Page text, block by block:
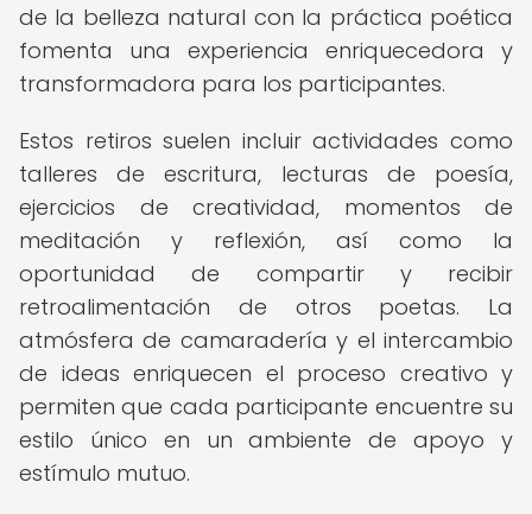
de la belleza natural con la práctica poética
fomenta una experiencia enriquecedora y
transformadora para los participantes.
Estos retiros suelen incluir actividades como
talleres de escritura, lecturas de poesía,
ejercicios de creatividad, momentos de
meditación y reflexión, así como la
oportunidad de compartir y recibir
retroalimentación de otros poetas. La
atmósfera de camaradería y el intercambio
de ideas enriquecen el proceso creativo y
permiten que cada participante encuentre su
estilo único en un ambiente de apoyo y
estímulo mutuo.